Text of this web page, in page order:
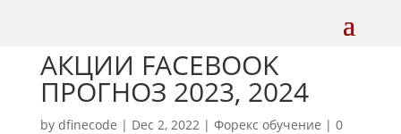
АКЦИИ FACEBOOK
ПРОГНОЗ 2023, 2024
by dfinecode | Dec 2, 2022| Форекс обучение | 0